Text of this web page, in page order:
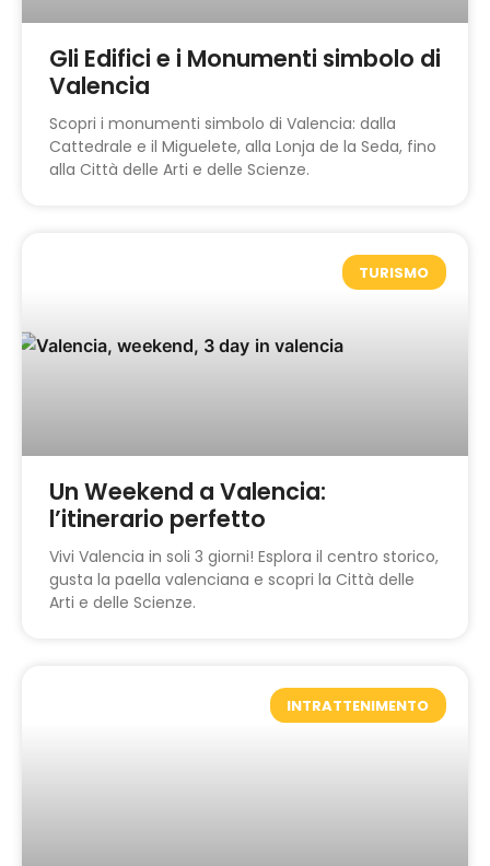
Gli Edifici e i Monumenti simbolo di
Valencia
Scopri i monumenti simbolo di Valencia: dalla
Cattedrale e il Miguelete, alla Lonja de la Seda, fino
alla Città delle Arti e delle Scienze.
TURISMO
Un Weekend a Valencia:
l’itinerario perfetto
Vivi Valencia in soli 3 giorni! Esplora il centro storico,
gusta la paella valenciana e scopri la Città delle
Arti e delle Scienze.
INTRATTENIMENTO